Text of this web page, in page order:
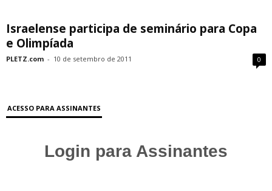
Israelense participa de seminário para Copa
e Olimpíada
PLETZ.com - 10 de setembro de 2011 0
ACESSO PARA ASSINANTES
Login para Assinantes